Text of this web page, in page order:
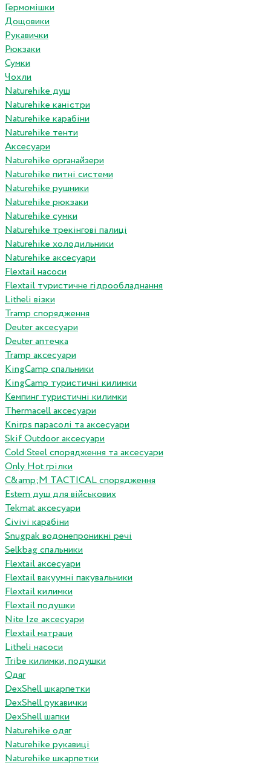
Гермомішки
Дощовики
Рукавички
Рюкзаки
Сумки
Чохли
Naturehike душ
Naturehike каністри
Naturehike карабіни
Naturehike тенти
Аксесуари
Naturehike органайзери
Naturehike питні системи
Naturehike рушники
Naturehike рюкзаки
Naturehike сумки
Naturehike трекінгові палиці
Naturehike холодильники
Naturehike аксесуари
Flextail насоси
Flextail туристичне гідрообладнання
Litheli візки
Tramp спорядження
Deuter аксесуари
Deuter аптечка
Tramp аксесуари
KingCamp спальники
KingCamp туристичні килимки
Кемпинг туристичні килимки
Thermacell аксесуари
Knirps парасолі та аксесуари
Skif Outdoor аксесуари
Cold Steel спорядження та аксесуари
Only Hot грілки
C&amp;M TACTICAL спорядження
Estem душ для військових
Tekmat аксесуари
Сivivi карабіни
Snugpak водонепроникні речі
Selkbag спальники
Flextail аксесуари
Flextail вакуумні пакувальники
Flextail килимки
Flextail подушки
Nite Ize аксесуари
Flextail матраци
Litheli насоси
Tribe килимки, подушки
Одяг
DexShell шкарпетки
DexShell рукавички
DexShell шапки
Naturehike одяг
Naturehike рукавиці
Naturehike шкарпетки